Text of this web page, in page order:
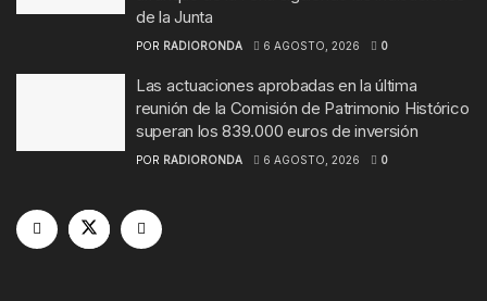
de la Junta
POR RADIORONDA 6 AGOSTO, 2026 0
Las actuaciones aprobadas en la última
reunión de la Comisión de Patrimonio Histórico
superan los 839.000 euros de inversión
POR RADIORONDA 6 AGOSTO, 2026 0